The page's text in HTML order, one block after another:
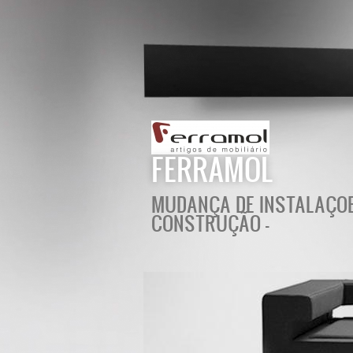
FERRAMOL
MUDANÇA DE
CONSTRUÇÃO -